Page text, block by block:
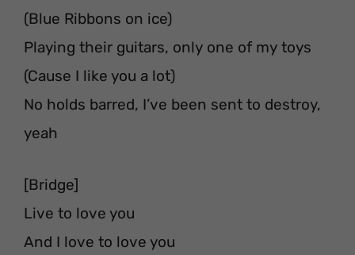
(Blue Ribbons on ice)
Playing their guitars, only one of my toys
(Cause I like you a lot)
No holds barred, I’ve been sent to destroy,
yeah
[Bridge]
Live to love you
And I love to love you